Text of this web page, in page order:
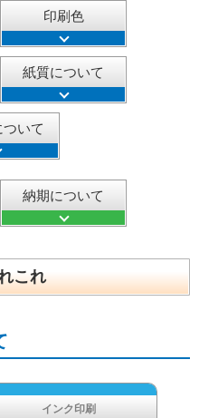
印刷色
紙質について
いて
納期について
これ
インク印刷